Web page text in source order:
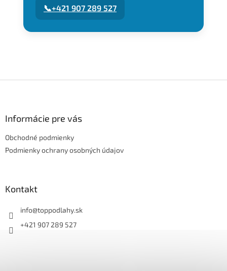
📞+421 907 289 527
Informácie pre vás
Obchodné podmienky
Podmienky ochrany osobných údajov
Kontakt
info@toppodlahy.sk
+421 907 289 527